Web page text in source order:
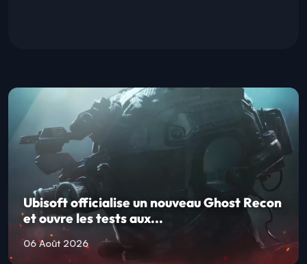
Ubisoft officialise un nouveau Ghost Recon
et ouvre les tests aux...
06 Août 2026